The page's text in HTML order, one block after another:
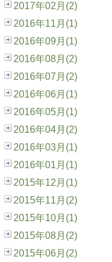
2017年02月(2)
2016年11月(1)
2016年09月(1)
2016年08月(2)
2016年07月(2)
2016年06月(1)
2016年05月(1)
2016年04月(2)
2016年03月(1)
2016年01月(1)
2015年12月(1)
2015年11月(2)
2015年10月(1)
2015年08月(2)
2015年06月(2)